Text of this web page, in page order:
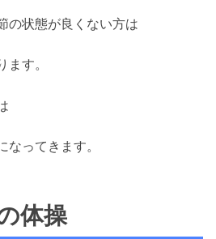
の状態が良くない方は
す。
なってきます。
体操